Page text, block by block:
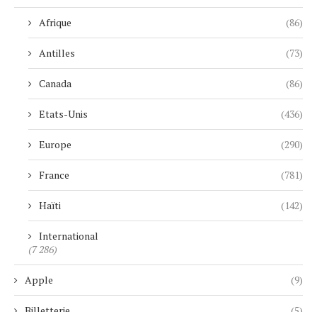
Afrique (86)
Antilles (73)
Canada (86)
Etats-Unis (436)
Europe (290)
France (781)
Haïti (142)
International
(7 286)
Apple (9)